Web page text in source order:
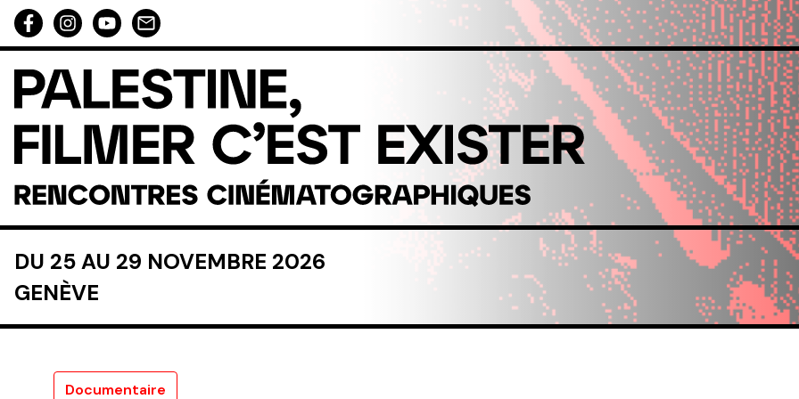
Aller au contenu directement
DU 25 AU 29 NOVEMBRE 2026
GENÈVE
Documentaire